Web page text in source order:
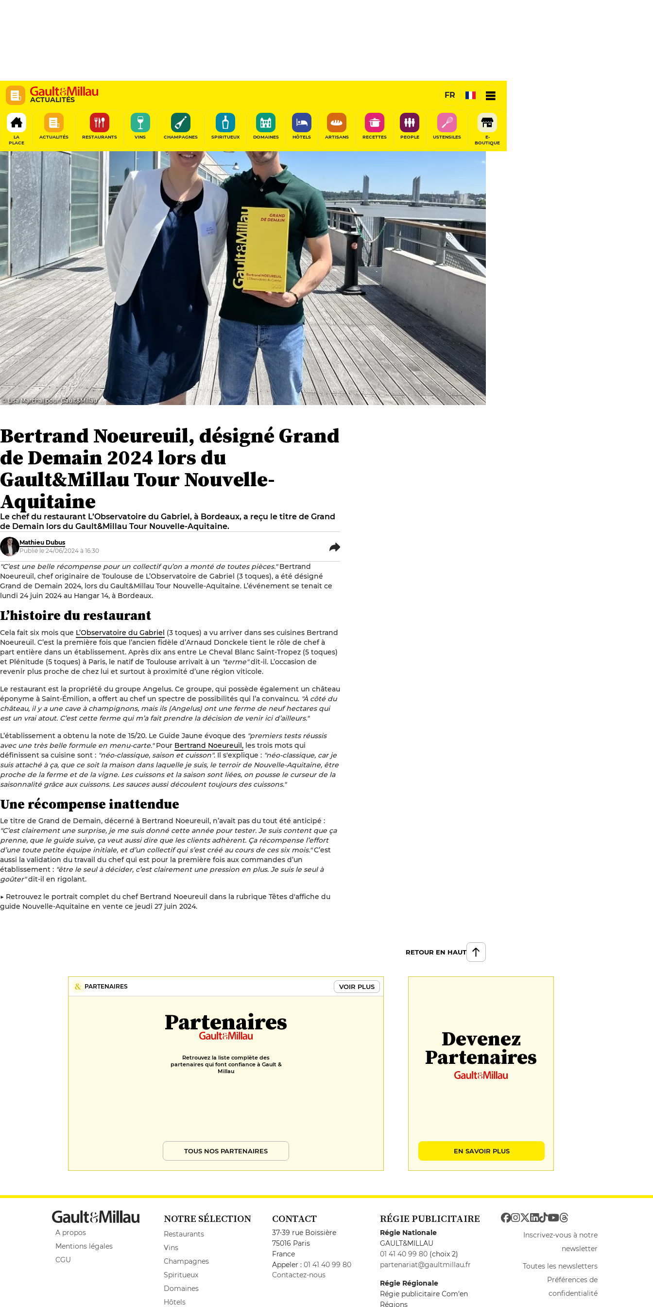
ACTUALITÉS
FR
LA
PLACE
ACTUALITÉS RESTAURANTS VINS CHAMPAGNES SPIRITUEUX DOMAINES HÔTELS ARTISANS RECETTES PEOPLE USTENSILES
E-
BOUTIQUE
© Lisa Marchal pour Gault&Millau
Bertrand Noeureuil, désigné Grand
de Demain 2024 lors du
Gault&Millau Tour Nouvelle-
Aquitaine
Le chef du restaurant L’Observatoire du Gabriel, à Bordeaux, a reçu le titre de Grand
de Demain lors du Gault&Millau Tour Nouvelle-Aquitaine.
Mathieu Dubus
Publié le 24/06/2024 à 16:30
"C’est une belle récompense pour un collectif qu’on a monté de toutes pièces."Bertrand
Noeureuil, chef originaire de Toulouse de L’Observatoire de Gabriel (3 toques), a été désigné
Grand de Demain 2024, lors du Gault&Millau Tour Nouvelle-Aquitaine. L’événement se tenait ce
lundi 24 juin 2024 au Hangar 14, à Bordeaux.
L’histoire du restaurant
Cela fait six mois que L’Observatoire du Gabriel (3 toques) a vu arriver dans ses cuisines Bertrand
Noeureuil. C’est la première fois que l’ancien fidèle d’Arnaud Donckele tient le rôle de chef à
part entière dans un établissement. Après dix ans entre Le Cheval Blanc Saint-Tropez (5 toques)
et Plénitude (5 toques) à Paris, le natif de Toulouse arrivait à un "terme"dit-il. L’occasion de
revenir plus proche de chez lui et surtout à proximité d’une région viticole.
Le restaurant est la propriété du groupe Angelus. Ce groupe, qui possède également un château
éponyme à Saint-Émilion, a offert au chef un spectre de possibilités qui l’a convaincu. "À côté du
château, il y a une cave à champignons, mais ils (Angelus) ont une ferme de neuf hectares qui
est un vrai atout. C’est cette ferme qui m’a fait prendre la décision de venir ici d’ailleurs."
L’établissement a obtenu la note de 15/20. Le Guide Jaune évoque des "premiers tests réussis
avec une très belle formule en menu-carte."Pour Bertrand Noeureuil, les trois mots qui
définissent sa cuisine sont : "néo-classique, saison et cuisson". Il s'explique : "néo-classique, car je
suis attaché à ça, que ce soit la maison dans laquelle je suis, le terroir de Nouvelle-Aquitaine, être
proche de la ferme et de la vigne. Les cuissons et la saison sont liées, on pousse le curseur de la
saisonnalité grâce aux cuissons. Les sauces aussi découlent toujours des cuissons."
Une récompense inattendue
Le titre de Grand de Demain, décerné à Bertrand Noeureuil, n’avait pas du tout été anticipé :
"C’est clairement une surprise, je me suis donné cette année pour tester. Je suis content que ça
prenne, que le guide suive, ça veut aussi dire que les clients adhèrent. Ça récompense l’effort
d’une toute petite équipe initiale, et d’un collectif qui s’est créé au cours de ces six mois."C’est
aussi la validation du travail du chef qui est pour la première fois aux commandes d’un
établissement : "être le seul à décider, c’est clairement une pression en plus. Je suis le seul à
goûter"dit-il en rigolant.
▶ Retrouvez le portrait complet du chef Bertrand Noeureuil dans la rubrique Têtes d'affiche du
guide Nouvelle-Aquitaine en vente ce jeudi 27 juin 2024.
RETOUR EN HAUT
PARTENAIRES VOIR PLUS
Partenaires
Retrouvez la liste complète des
partenaires qui font confiance à Gault &
Millau
TOUS NOS PARTENAIRES
Devenez
Partenaires
EN SAVOIR PLUS
A propos
Mentions légales
CGU
NOTRE SÉLECTION
Restaurants
Vins
Champagnes
Spiritueux
Domaines
Hôtels
CONTACT
37-39 rue Boissière
75016 Paris
France
Appeler : 01 41 40 99 80
Contactez-nous
RÉGIE PUBLICITAIRE
Régie Nationale
GAULT&MILLAU
01 41 40 99 80 (choix 2)
partenariat@gaultmillau.fr
Régie Régionale
Régie publicitaire Com'en
Régions
Inscrivez-vous à notre
newsletter
Toutes les newsletters
Préférences de
confidentialité